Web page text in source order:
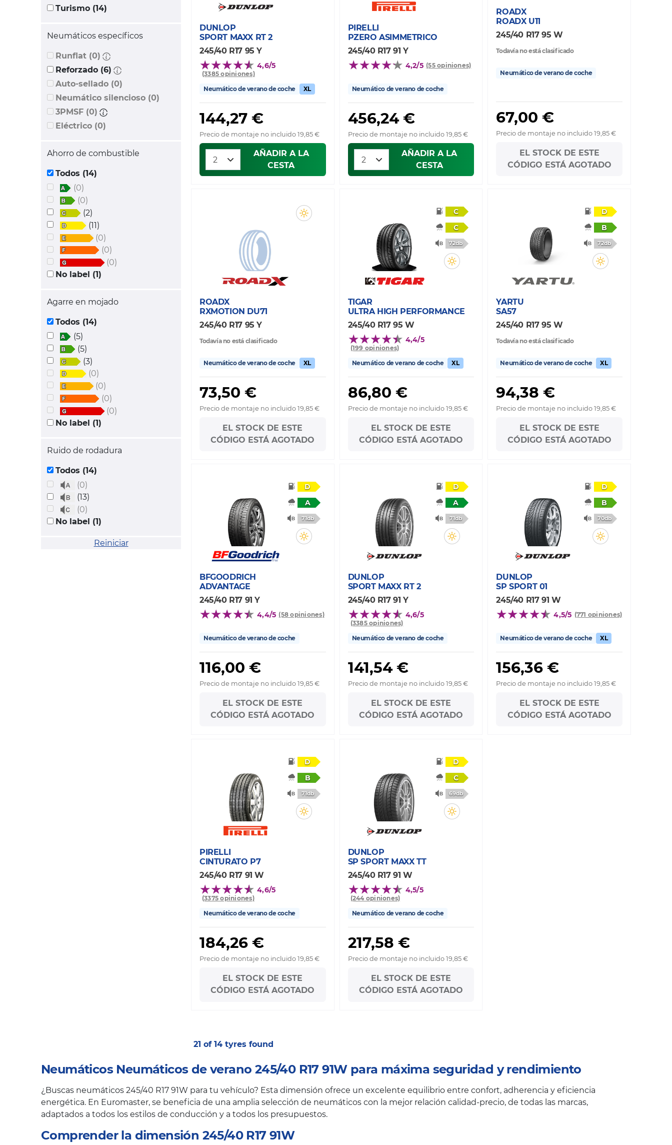
Turismo (14)
Neumáticos específicos
Runflat (0)
Reforzado (6)
Auto-sellado (0)
Neumático silencioso (0)
3PMSF (0)
Eléctrico (0)
Ahorro de combustible
Todos (14)
(0)
(0)
(2)
(11)
(0)
(0)
(0)
No label (1)
Agarre en mojado
Todos (14)
(5)
(5)
(3)
(0)
(0)
(0)
(0)
No label (1)
Ruido de rodadura
Todos (14)
(0)
(13)
(0)
No label (1)
Reiniciar
DUNLOP
SPORT MAXX RT 2
245/40 R17 95 Y
4,6/5
(3385 opiniones)
Neumático de verano de coche
XL
144,27 €
Precio de montaje no incluido 19,85 €
AÑADIR A LA
CESTA
PIRELLI
PZERO ASIMMETRICO
245/40 R17 91 Y
4,2/5 (55 opiniones)
Neumático de verano de coche
456,24 €
Precio de montaje no incluido 19,85 €
AÑADIR A LA
CESTA
ROADX
ROADX U11
245/40 R17 95 W
Todavía no está clasificado
Neumático de verano de coche
67,00 €
Precio de montaje no incluido 19,85 €
EL STOCK DE ESTE
CÓDIGO ESTÁ AGOTADO
ROADX
RXMOTION DU71
245/40 R17 95 Y
Todavía no está clasificado
Neumático de verano de coche XL
73,50 €
Precio de montaje no incluido 19,85 €
EL STOCK DE ESTE
CÓDIGO ESTÁ AGOTADO
C
C
72db
TIGAR
ULTRA HIGH PERFORMANCE
245/40 R17 95 W
4,4/5
(199 opiniones)
Neumático de verano de coche
XL
86,80 €
Precio de montaje no incluido 19,85 €
EL STOCK DE ESTE
CÓDIGO ESTÁ AGOTADO
D
B
72db
YARTU
SA57
245/40 R17 95 W
Todavía no está clasificado
Neumático de verano de coche XL
94,38 €
Precio de montaje no incluido 19,85 €
EL STOCK DE ESTE
CÓDIGO ESTÁ AGOTADO
D
A
71db
BFGOODRICH
ADVANTAGE
245/40 R17 91 Y
4,4/5 (58 opiniones)
Neumático de verano de coche
116,00 €
Precio de montaje no incluido 19,85 €
EL STOCK DE ESTE
CÓDIGO ESTÁ AGOTADO
D
A
71db
DUNLOP
SPORT MAXX RT 2
245/40 R17 91 Y
4,6/5
(3385 opiniones)
Neumático de verano de coche
141,54 €
Precio de montaje no incluido 19,85 €
EL STOCK DE ESTE
CÓDIGO ESTÁ AGOTADO
D
B
70db
DUNLOP
SP SPORT 01
245/40 R17 91 W
4,5/5 (771 opiniones)
Neumático de verano de coche XL
156,36 €
Precio de montaje no incluido 19,85 €
EL STOCK DE ESTE
CÓDIGO ESTÁ AGOTADO
D
B
71db
PIRELLI
CINTURATO P7
245/40 R17 91 W
4,6/5
(3375 opiniones)
Neumático de verano de coche
184,26 €
Precio de montaje no incluido 19,85 €
EL STOCK DE ESTE
CÓDIGO ESTÁ AGOTADO
D
C
69db
DUNLOP
SP SPORT MAXX TT
245/40 R17 91 W
4,5/5
(244 opiniones)
Neumático de verano de coche
217,58 €
Precio de montaje no incluido 19,85 €
EL STOCK DE ESTE
CÓDIGO ESTÁ AGOTADO
21 of 14 tyres found
Neumáticos Neumáticos de verano 245/40 R17 91W para máxima seguridad y rendimiento
¿Buscas neumáticos 245/40 R17 91W para tu vehículo? Esta dimensión ofrece un excelente equilibrio entre confort, adherencia y eficiencia
energética. En Euromaster, se beneficia de una amplia selección de neumáticos con la mejor relación calidad-precio, de todas las marcas,
adaptados a todos los estilos de conducción y a todos los presupuestos.
Comprender la dimensión 245/40 R17 91W